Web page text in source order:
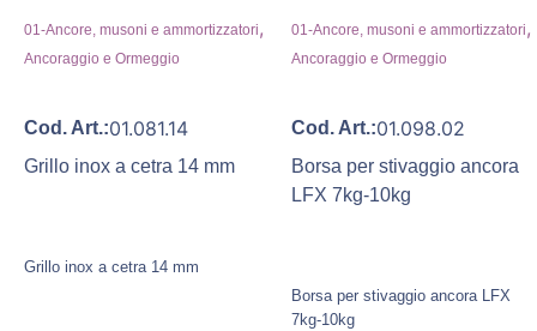
01-Ancore, musoni e ammortizzatori,
Ancoraggio e Ormeggio
Cod. Art.:01.081.14
Grillo inox a cetra 14 mm
Grillo inox a cetra 14 mm
01-Ancore, musoni e ammortizzatori,
Ancoraggio e Ormeggio
Cod. Art.:01.098.02
Borsa per stivaggio ancora
LFX 7kg-10kg
Borsa per stivaggio ancora LFX
7kg-10kg